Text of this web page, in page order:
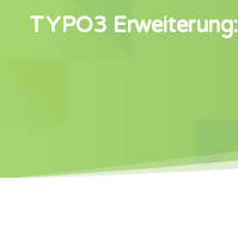
TYPO3 Erweiterung: